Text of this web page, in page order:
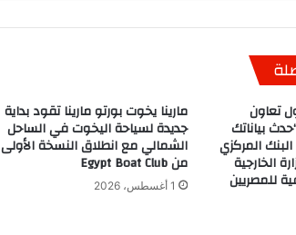
تعاون
بياناتك
المركزي
الخارجية
للمصريين
مارينا يخوت بورتو مارينا تقود بداية
جديدة لسياحة اليخوت في الساحل
الشمالي مع انطلاق النسخة الأولى
من Egypt Boat Club
1 أغسطس، 2026